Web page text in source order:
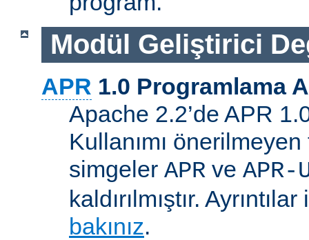
Modül Geliştirici
APR 1.0 Programlama
Apache 2.2’de APR
Kullanımı
simgeler APR ve
kaldırılmıştır.
bakınız.